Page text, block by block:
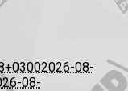
2026-08-
08-